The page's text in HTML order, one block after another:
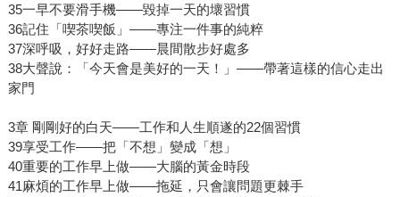
35一早不要滑手機——毀掉一天的壞習慣
36記住「喫茶喫飯」——專注一件事的純粹
37深呼吸，好好走路——晨間散步好處多
38大聲說：「今天會是美好的一天！」——帶著這樣的信心走出
家門
3章 剛剛好的白天——工作和人生順遂的22個習慣
39享受工作——把「不想」變成「想」
40重要的工作早上做——大腦的黃金時段
41麻煩的工作早上做——拖延，只會讓問題更棘手